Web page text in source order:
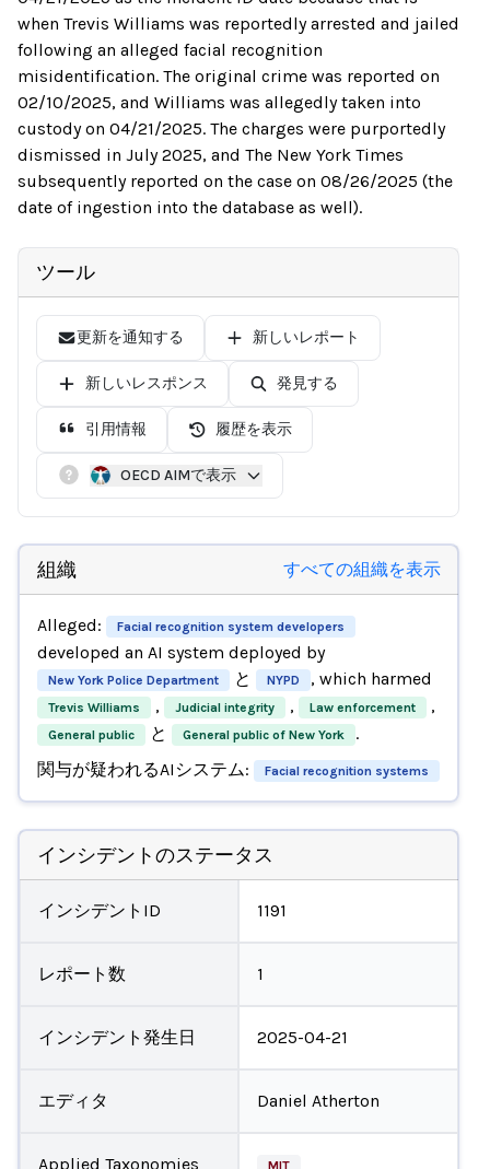
when Trevis Williams was reportedly arrested and jailed
following an alleged facial recognition
misidentification. The original crime was reported on
02/10/2025, and Williams was allegedly taken into
custody on 04/21/2025. The charges were purportedly
dismissed in July 2025, and The New York Times
subsequently reported on the case on 08/26/2025 (the
date of ingestion into the database as well).
ツール
更新を通知する 新しいレポート
新しいレスポンス 発見する
引用情報 履歴を表示
OECD AIMで表示
組織 すべての組織を表示
Alleged: Facial recognition system developers
developed an AI system deployed by
New York Police Department と NYPD , which harmed
Trevis Williams , Judicial integrity , Law enforcement ,
General public と General public of New York
.
関与が疑われるAIシステム:
Facial recognition systems
インシデントのステータス
インシデントID 1191
レポート数 1
インシデント発生日 2025-04-21
エディタ Daniel Atherton
Applied Taxonomies MIT